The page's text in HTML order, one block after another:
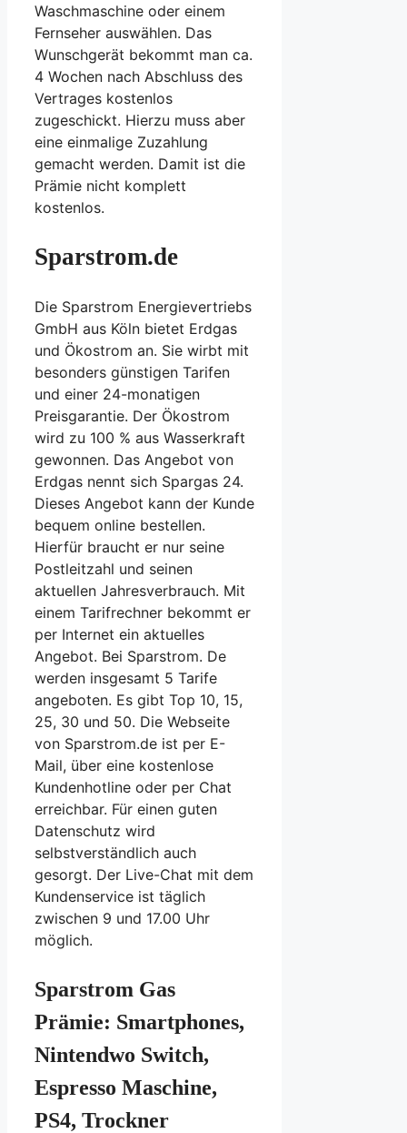
Waschmaschine oder einem
Fernseher auswählen. Das
Wunschgerät bekommt man ca.
4 Wochen nach Abschluss des
Vertrages kostenlos
zugeschickt. Hierzu muss aber
eine einmalige Zuzahlung
gemacht werden. Damit ist die
Prämie nicht komplett
kostenlos.
Sparstrom.de
Die Sparstrom Energievertriebs
GmbH aus Köln bietet Erdgas
und Ökostrom an. Sie wirbt mit
besonders günstigen Tarifen
und einer 24-monatigen
Preisgarantie. Der Ökostrom
wird zu 100 % aus Wasserkraft
gewonnen. Das Angebot von
Erdgas nennt sich Spargas 24.
Dieses Angebot kann der Kunde
bequem online bestellen.
Hierfür braucht er nur seine
Postleitzahl und seinen
aktuellen Jahresverbrauch. Mit
einem Tarifrechner bekommt er
per Internet ein aktuelles
Angebot. Bei Sparstrom. De
werden insgesamt 5 Tarife
angeboten. Es gibt Top 10, 15,
25, 30 und 50. Die Webseite
von Sparstrom.de ist per E-
Mail, über eine kostenlose
Kundenhotline oder per Chat
erreichbar. Für einen guten
Datenschutz wird
selbstverständlich auch
gesorgt. Der Live-Chat mit dem
Kundenservice ist täglich
zwischen 9 und 17.00 Uhr
möglich.
Sparstrom Gas
Prämie: Smartphones,
Nintendwo Switch,
Espresso Maschine,
PS4, Trockner